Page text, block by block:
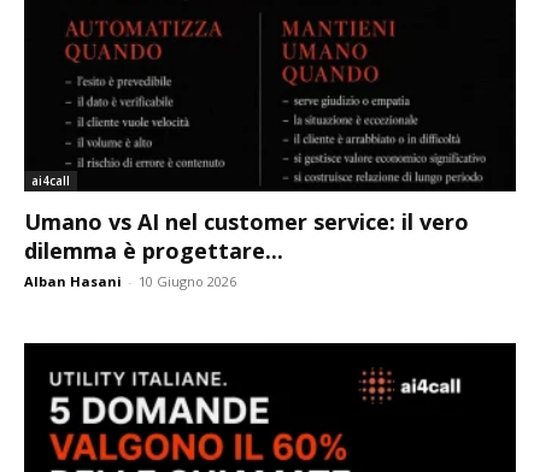
ai4call
Umano vs AI nel customer service: il vero
dilemma è progettare...
Alban Hasani - 10 Giugno 2026